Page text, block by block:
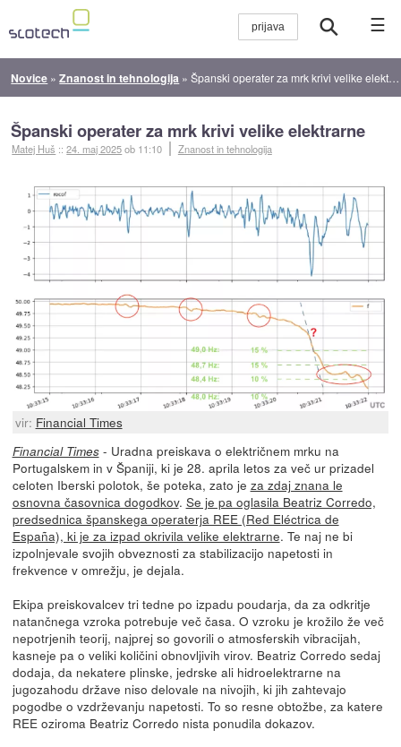
☰
Novice »Znanost in tehnologija »Španski operater za mrk krivi velike elektrarne
Španski operater za mrk krivi velike elektrarne
Matej Huš ::24. maj 2025ob 11:10 Znanost in tehnologija
vir: Financial Times
Financial Times- Uradna preiskava o električnem mrku na
Portugalskem in v Španiji, ki je 28. aprila letos za več ur prizadel
celoten Iberski polotok, še poteka, zato je za zdaj znana le
osnovna časovnica dogodkov. Se je pa oglasila Beatriz Corredo,
predsednica španskega operaterja REE (Red Eléctrica de
España), ki je za izpad okrivila velike elektrarne. Te naj ne bi
izpolnjevale svojih obveznosti za stabilizacijo napetosti in
frekvence v omrežju, je dejala.
Ekipa preiskovalcev tri tedne po izpadu poudarja, da za odkritje
natančnega vzroka potrebuje več časa. O vzroku je krožilo že več
nepotrjenih teorij, najprej so govorili o atmosferskih vibracijah,
kasneje pa o veliki količini obnovljivih virov. Beatriz Corredo sedaj
dodaja, da nekatere plinske, jedrske ali hidroelektrarne na
jugozahodu države niso delovale na nivojih, ki jih zahtevajo
pogodbe o vzdrževanju napetosti. To so resne obtožbe, za katere
REE oziroma Beatriz Corredo nista ponudila dokazov.